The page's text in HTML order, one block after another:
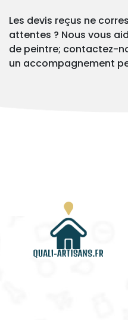
Les devis reçus ne
attentes ? Nous vous
de peintre; contactez-
un accompagnement